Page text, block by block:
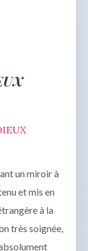
un miroir à
et mis en
à la
très soignée,